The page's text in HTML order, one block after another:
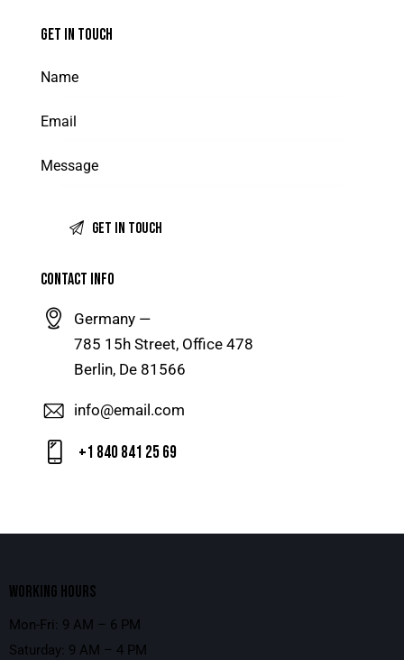
GET IN TOUCH
CONTACT INFO
Germany —
785 15h Street, Office 478
Berlin, De 81566
info@email.com
+1 840 841 25 69
WORKING HOURS
Mon-Fri: 9 AM – 6 PM
Saturday: 9 AM – 4 PM